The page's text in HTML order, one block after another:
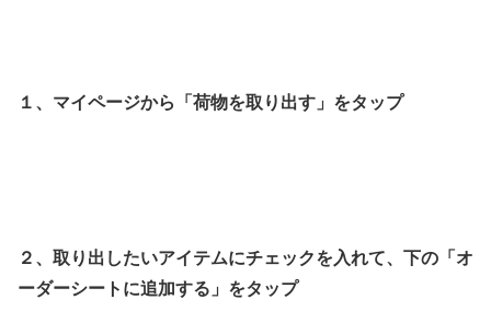
１、マイページから「荷物を取り出す」をタップ
２、取り出したいアイテムにチェックを入れて、下の「オ
ーダーシートに追加する」をタップ